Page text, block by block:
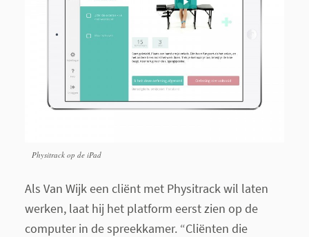
Physitrack op de iPad
Als Van Wijk een cliënt met Physitrack wil laten
werken, laat hij het platform eerst zien op de
computer in de spreekkamer. “Cliënten die